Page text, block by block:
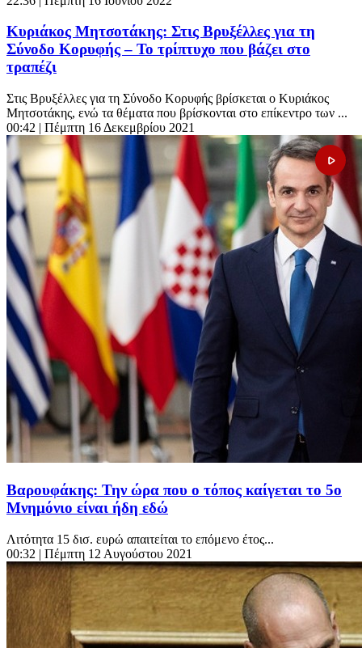
Κυριάκος Μητσοτάκης: Στις Βρυξέλλες για τη
Σύνοδο Κορυφής – Το τρίπτυχο που βάζει στο
τραπέζι
Στις Βρυξέλλες για τη Σύνοδο Κορυφής βρίσκεται ο Κυριάκος
Μητσοτάκης, ενώ τα θέματα που βρίσκονται στο επίκεντρο των ...
00:42 | Πέμπτη 16 Δεκεμβρίου 2021
Βαρουφάκης: Την ώρα που ο τόπος καίγεται το 5ο
Μνημόνιο είναι ήδη εδώ
Λιτότητα 15 δισ. ευρώ απαιτείται το επόμενο έτος...
00:32 | Πέμπτη 12 Αυγούστου 2021